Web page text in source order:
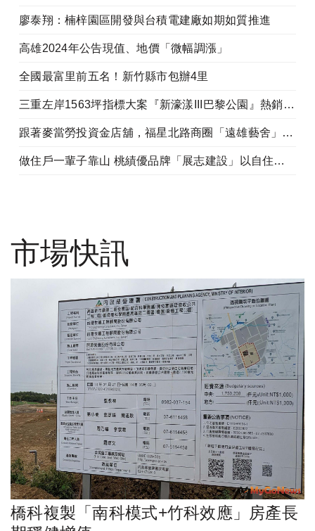
廖泰翔：楠梓園區開發與台積電建廠如期如質推進
高雄2024年公告現值、地價「微幅調漲」
全國最富里前五名！新竹縣市包辦4里
三重左岸1563坪指標大案『新濠漾III巴黎公園』熱銷開工
跟著麥當勞投資金店舖，福星北路商圈「遠雄藝舍」金店炙手可熱
做住戶一輩子靠山 桃績優品牌「展志建設」以自住心蓋房
市場快訊
橋科複製「南科模式+竹科效應」房產長